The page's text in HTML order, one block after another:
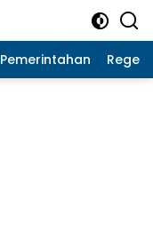
Pemerintahan